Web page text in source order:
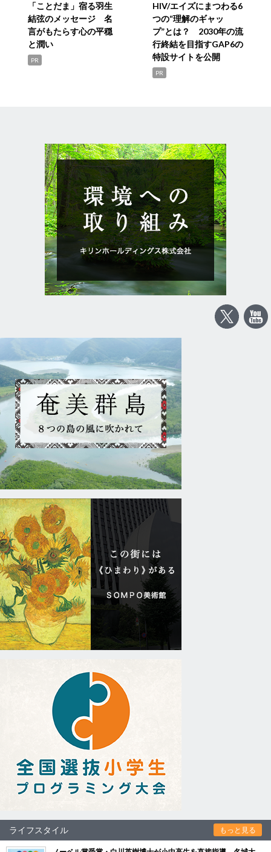
「ことだま」宿る羽生
結弦のメッセージ 名
言がもたらす心の平穏
と潤い
PR
HIV/エイズにまつわる6
つの“理解のギャッ
プ”とは？ 2030年の流
行終結を目指すGAP6の
特設サイトを公開
PR
ライフスタイル もっと見る